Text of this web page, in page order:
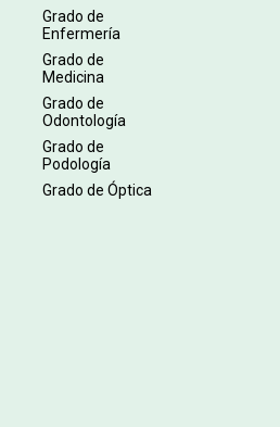
Grado de
Enfermería
Grado de
Medicina
Grado de
Odontología
Grado de
Podología
Grado de Óptica